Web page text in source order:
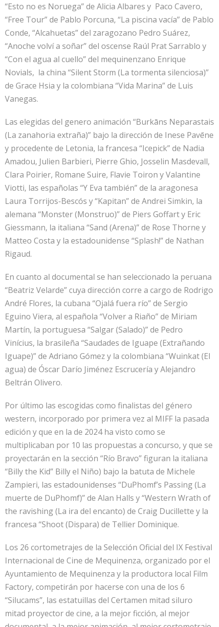
“Esto no es Noruega” de Alicia Albares y Paco Cavero,
“Free Tour” de Pablo Porcuna, “La piscina vacía” de Pablo
Conde, “Alcahuetas” del zaragozano Pedro Suárez,
“Anoche volví a soñar” del oscense Raúl Prat Sarrablo y
“Con el agua al cuello” del mequinenzano Enrique
Novials, la china “Silent Storm (La tormenta silenciosa)”
de Grace Hsia y la colombiana “Vida Marina” de Luis
Vanegas.
Las elegidas del genero animación “Burkāns Neparastais
(La zanahoria extraña)” bajo la dirección de Inese Pavēne
y procedente de Letonia, la francesa “Icepick” de Nadia
Amadou, Julien Barbieri, Pierre Ghio, Josselin Masdevall,
Clara Poirier, Romane Suire, Flavie Toiron y Valantine
Viotti, las españolas “Y Eva también” de la aragonesa
Laura Torrijos-Bescós y “Kapitan” de Andrei Simkin, la
alemana “Monster (Monstruo)” de Piers Goffart y Eric
Giessmann, la italiana “Sand (Arena)” de Rose Thorne y
Matteo Costa y la estadounidense “Splash!” de Nathan
Rigaud.
En cuanto al documental se han seleccionado la peruana
“Beatriz Velarde” cuya dirección corre a cargo de Rodrigo
André Flores, la cubana “Ojalá fuera río” de Sergio
Eguino Viera, al española “Volver a Riaño” de Miriam
Martín, la portuguesa “Salgar (Salado)” de Pedro
Vinícius, la brasileña “Saudades de Iguape (Extrañando
Iguape)” de Adriano Gómez y la colombiana “Wuinkat (El
agua) de Óscar Darío Jiménez Escrucería y Alejandro
Beltrán Olivero.
Por último las escogidas como finalistas del género
western, incorporado por primera vez al MIFF la pasada
edición y que en la de 2024 ha visto como se
multiplicaban por 10 las propuestas a concurso, y que se
proyectarán en la sección “Río Bravo” figuran la italiana
“Billy the Kid” Billy el Niño) bajo la batuta de Michele
Zampieri, las estadounidenses “DuPhomf’s Passing (La
muerte de DuPhomf)” de Alan Halls y “Western Wrath of
the ravishing (La ira del encanto) de Craig Ducillette y la
francesa “Shoot (Dispara) de Tellier Dominique.
Los 26 cortometrajes de la Selección Oficial del IX Festival
Internacional de Cine de Mequinenza, organizado por el
Ayuntamiento de Mequinenza y la productora local Film
Factory, competirán por hacerse con una de los 6
“Silucams”, las estatuillas del Certamen mitad siluro
mitad proyector de cine, a la mejor ficción, al mejor